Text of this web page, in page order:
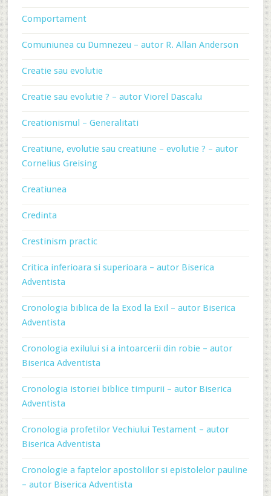
Comportament
Comuniunea cu Dumnezeu – autor R. Allan Anderson
Creatie sau evolutie
Creatie sau evolutie ? – autor Viorel Dascalu
Creationismul – Generalitati
Creatiune, evolutie sau creatiune – evolutie ? – autor
Cornelius Greising
Creatiunea
Credinta
Crestinism practic
Critica inferioara si superioara – autor Biserica
Adventista
Cronologia biblica de la Exod la Exil – autor Biserica
Adventista
Cronologia exilului si a intoarcerii din robie – autor
Biserica Adventista
Cronologia istoriei biblice timpurii – autor Biserica
Adventista
Cronologia profetilor Vechiului Testament – autor
Biserica Adventista
Cronologie a faptelor apostolilor si epistolelor pauline
– autor Biserica Adventista